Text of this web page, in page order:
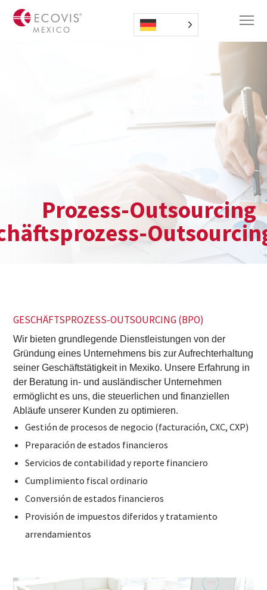
Prozess-Outsourcing
GESCHÄFTSPROZESS-OUTSOURCING (BPO)
Wir bieten grundlegende Dienstleistungen von der
Gründung eines Unternehmens bis zur Aufrechterhaltung
seiner Geschäftstätigkeit in Mexiko. Unsere Erfahrung in
der Beratung in- und ausländischer Unternehmen
ermöglicht es uns, die steuerlichen und finanziellen
Abläufe unserer Kunden zu optimieren.
Gestión de procesos de negocio (facturación, CXC, CXP)
Preparación de estados financieros
Servicios de contabilidad y reporte financiero
Cumplimiento fiscal ordinario
Conversión de estados financieros
Provisión de impuestos diferidos y tratamiento
arrendamientos